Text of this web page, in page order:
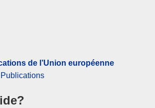
de l’Union européenne